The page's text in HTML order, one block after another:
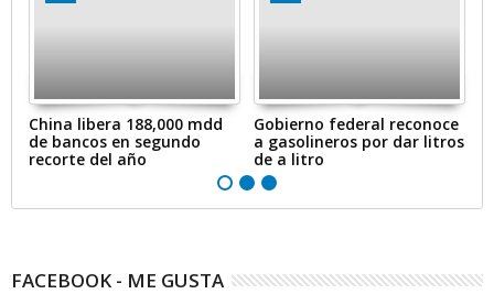
China libera 188,000 mdd
de bancos en segundo
recorte del año
Gobierno federal reconoce
a gasolineros por dar litros
de a litro
FACEBOOK - ME GUSTA